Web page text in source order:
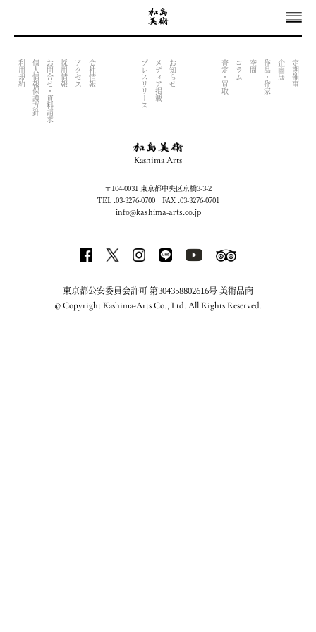
OUTPUT INDEX FILE (NOW UNDER CONSTRACTION)
定期催事
企画展
作品・作家
空間
コラム
査定・買取
お知らせ
メディア掲載
プレスリリース
会社情報
アクセス
採用情報
お問合せ・資料請求
個人情報保護方針
利用規約
Kashima Arts
〒104-0031 東京都中央区京橋3-3-2
TEL .03-3276-0700 FAX .03-3276-0701
info@kashima-arts.co.jp
東京都公安委員会許可 第304358802616号 美術品商
© Copyright Kashima-Arts Co., Ltd. All Rights Reserved.